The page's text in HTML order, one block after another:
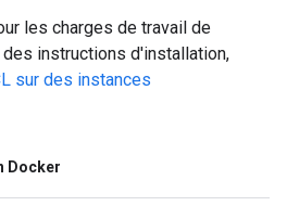
les charges de travail de
instructions d'installation,
sur des instances
Docker